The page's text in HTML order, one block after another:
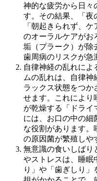
神的な疲労から日々
す。その結果、「夜
「朝起きられず、
のオーラルケアがお
垢（プラーク）が除
歯周病のリスクが急
自律神経の乱れに
ムの乱れは、自律神
ラックス状態をつか
せます。これにより
が乾燥する「ドライ
には、お口の中の細
な役割があります。
の原因菌が繁殖しや
無意識の食いしばり
やストレスは、睡眠
り」や「歯ぎしり